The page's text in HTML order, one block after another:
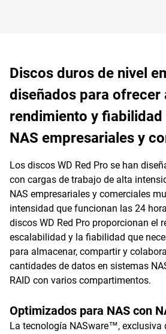
Discos duros de nivel
diseñados para ofrecer
rendimiento y fiabilidad
NAS empresariales y
Los discos WD Red Pro se han
con cargas de trabajo de alta
NAS empresariales y comerciales
intensidad que funcionan las 24
discos WD Red Pro proporcionan el
escalabilidad y la fiabilidad que
para almacenar, compartir y
cantidades de datos en sistemas
RAID con varios compartimentos.
Optimizados para NAS con
La tecnología NASware™, exclusiva